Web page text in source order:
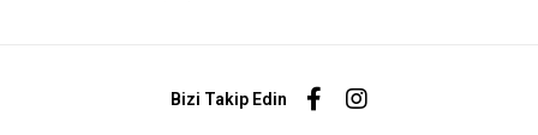
Bizi Takip Edin